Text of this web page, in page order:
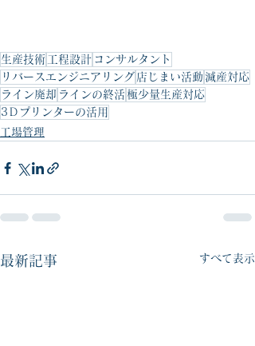
生産技術 工程設計 コンサルタント
リバースエンジニアリング 店じまい活動 減産対応
ライン廃却 ラインの終活 極少量生産対応
3Ｄプリンターの活用
工場管理
最新記事 すべて表示